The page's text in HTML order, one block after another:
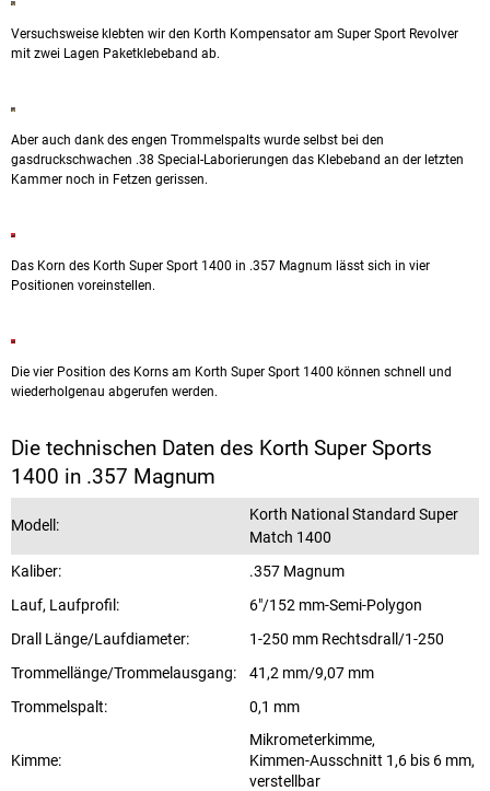
Versuchsweise klebten wir den Korth Kompensator am Super Sport Revolver
mit zwei Lagen Paketklebeband ab.
Aber auch dank des engen Trommelspalts wurde selbst bei den
gasdruckschwachen .38 Special-Laborierungen das Klebeband an der letzten
Kammer noch in Fetzen gerissen.
Das Korn des Korth Super Sport 1400 in .357 Magnum lässt sich in vier
Positionen voreinstellen.
Die vier Position des Korns am Korth Super Sport 1400 können schnell und
wiederholgenau abgerufen werden.
Die technischen Daten des Korth Super Sports
1400 in .357 Magnum
Modell:
Korth National Standard Super
Match 1400
Kaliber:
.357 Magnum
Lauf, Laufprofil:
6"/152 mm-Semi-Polygon
Drall Länge/Laufdiameter:
1-250 mm Rechtsdrall/1-250
Trommellänge/Trommelausgang: 41,2 mm/9,07 mm
Trommelspalt:
0,1 mm
Kimme:
Mikrometerkimme,
Kimmen-Ausschnitt 1,6 bis 6 mm,
verstellbar